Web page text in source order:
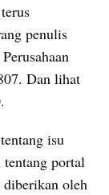
penulis
Dan lihat
isu
portal
diberikan oleh